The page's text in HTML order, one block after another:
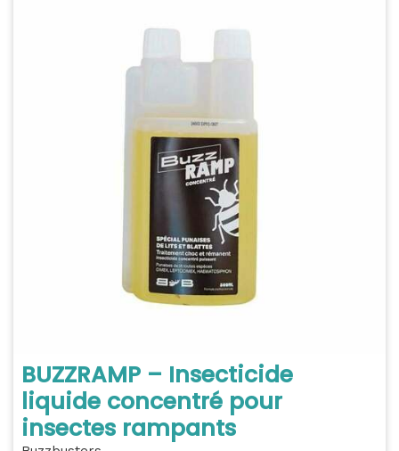
BUZZRAMP – Insecticide
liquide concentré pour
insectes rampants